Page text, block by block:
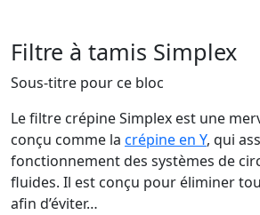
Filtre à tamis Simplex
Sous-titre pour ce bloc
Le filtre crépine Simplex est une
conçu comme la crépine en Y, qui
fonctionnement des systèmes de
fluides. Il est conçu pour éliminer
afin d’éviter…